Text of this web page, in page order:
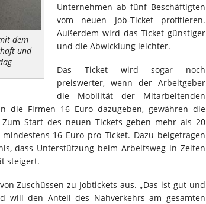
dem
und
Unternehmen ab fünf Beschäftigten
vom neuen Job-Ticket profitieren.
Außerdem wird das Ticket günstiger
und die Abwicklung leichter.
Das Ticket wird sogar noch
preiswerter, wenn der Arbeitgeber
die Mobilität der Mitarbeitenden
die Firmen 16 Euro dazugeben, gewähren die
Start des neuen Tickets geben mehr als 20
16 Euro pro Ticket. Dazu beigetragen
dass Unterstützung beim Arbeitsweg in Zeiten
steigert.
Zuschüssen zu Jobtickets aus. „Das ist gut und
will den Anteil des Nahverkehrs am gesamten